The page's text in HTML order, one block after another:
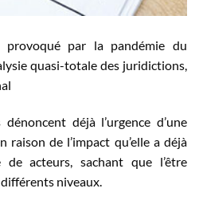
provoqué par la pandémie du
quasi-totale des juridictions,
déjà l’urgence d’une
de l’impact qu’elle a déjà
de acteurs, sachant que l’être
niveaux.